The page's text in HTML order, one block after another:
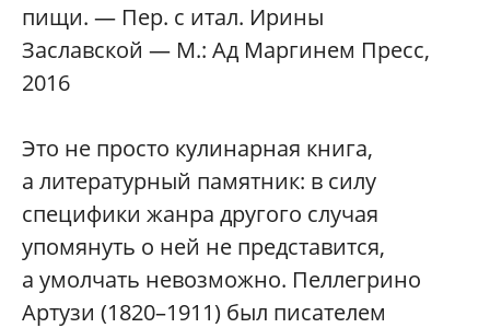
пищи. — Пер. с итал. Ирины
Заславской — М.: Ад Маргинем Пресс,
2016
Это не просто кулинарная книга,
а литературный памятник: в силу
специфики жанра другого случая
упомянуть о ней не представится,
а умолчать невозможно. Пеллегрино
Артузи (1820–1911) был писателем